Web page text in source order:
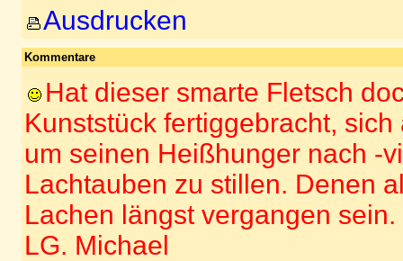
Ausdrucken
Kommentare
Hat dieser smarte Fletsch
Kunststück fertiggebracht,
um seinen Heißhunger nach -
Lachtauben zu stillen. Denen
Lachen längst vergangen sein.
LG. Michael